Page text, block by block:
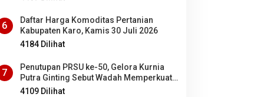
6
Daftar Harga Komoditas Pertanian
Kabupaten Karo, Kamis 30 Juli 2026
4184 Dilihat
7
Penutupan PRSU ke-50, Gelora Kurnia
Putra Ginting Sebut Wadah Memperkuat
Kolaborasi antardaerah di Sumut
4109 Dilihat